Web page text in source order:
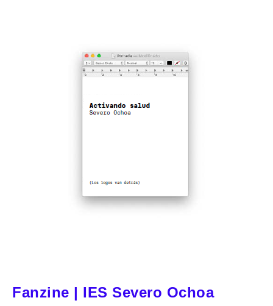
Fanzine | IES Severo Ochoa